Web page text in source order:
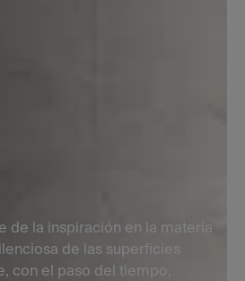
de la inspiración en la materia
de las superficies
con el paso del tiempo,